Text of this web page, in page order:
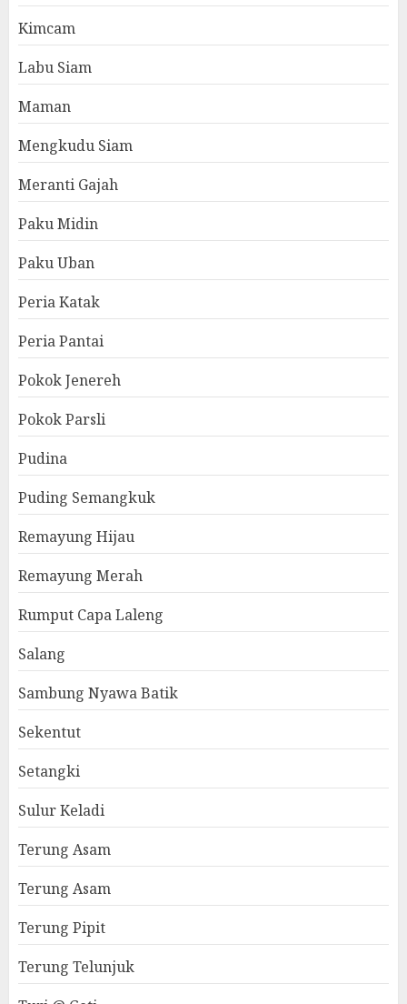
Kimcam
Labu Siam
Maman
Mengkudu Siam
Meranti Gajah
Paku Midin
Paku Uban
Peria Katak
Peria Pantai
Pokok Jenereh
Pokok Parsli
Pudina
Puding Semangkuk
Remayung Hijau
Remayung Merah
Rumput Capa Laleng
Salang
Sambung Nyawa Batik
Sekentut
Setangki
Sulur Keladi
Terung Asam
Terung Asam
Terung Pipit
Terung Telunjuk